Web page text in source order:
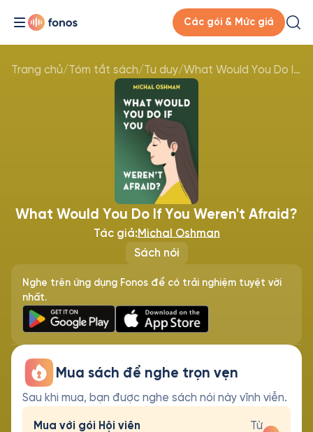
Các gói & Mức giá
Trang chủ/Tóm tắt sách/Tư duy/ What Would You Do If You Weren't Afraid?
Sách nói
What Would You Do If You Weren't Afraid?
Tác giả:Michal Oshman
Nghe trên ứng dụng Fonos để có trải nghiệm tuyệt vời
nhất.
Mua sách để nghe trọn vẹn
Sau khi mua, bạn được nghe sách nói này vĩnh viễn.
Mua với gói Hội viên
Từ